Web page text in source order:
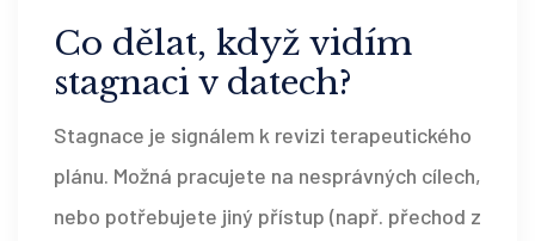
Co dělat, když vidím
stagnaci v datech?
Stagnace je signálem k revizi terapeutického
plánu. Možná pracujete na nesprávných cílech,
nebo potřebujete jiný přístup (např. přechod z